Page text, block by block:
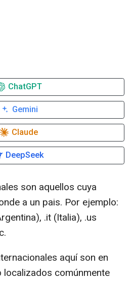
ChatGPT
Gemini
Claude
DeepSeek
son aquellos cuya
a un pais. Por ejemplo:
.it (Italia), .us
aquí son en
localizados comúnmente